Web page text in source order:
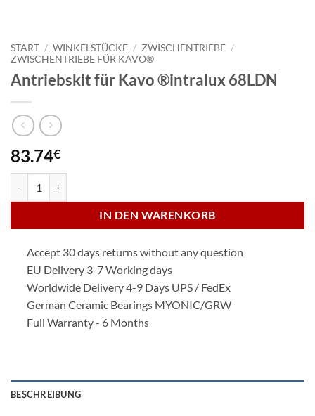
START / WINKELSTÜCKE / ZWISCHENTRIEBE /
ZWISCHENTRIEBE FÜR KAVO®
Antriebskit für Kavo ®intralux 68LDN
83.74€
IN DEN WARENKORB
Accept 30 days returns without any question
EU Delivery 3-7 Working days
Worldwide Delivery 4-9 Days UPS / FedEx
German Ceramic Bearings MYONIC/GRW
Full Warranty - 6 Months
BESCHREIBUNG